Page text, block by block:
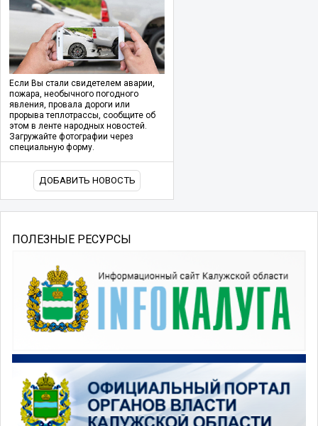
Если Вы стали свидетелем аварии,
пожара, необычного погодного
явления, провала дороги или
прорыва теплотрассы, сообщите об
этом в ленте народных новостей.
Загружайте фотографии через
специальную форму.
ДОБАВИТЬ НОВОСТЬ
ПОЛЕЗНЫЕ РЕСУРСЫ